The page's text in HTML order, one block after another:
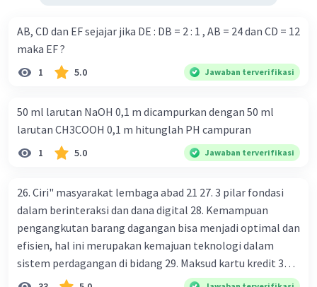
AB, CD dan EF sejajar jika DE : DB = 2 : 1 , AB = 24 dan CD = 12
maka EF ?
1 5.0 Jawaban terverifikasi
50 ml larutan NaOH 0,1 m dicampurkan dengan 50 ml
larutan CH3COOH 0,1 m hitunglah PH campuran
1 5.0 Jawaban terverifikasi
26. Ciri" masyarakat lembaga abad 21 27. 3 pilar fondasi
dalam berinteraksi dan dana digital 28. Kemampuan
pengangkutan barang dagangan bisa menjadi optimal dan
efisien, hal ini merupakan kemajuan teknologi dalam
sistem perdagangan di bidang 29. Maksud kartu kredit 30.
Manfaat penggunaan teknologi informasi di bidang